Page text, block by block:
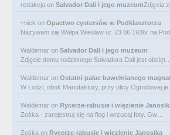
redakcja on Salvador Dali i jego muzeumZdjęcia
~nick on Opactwo cystersów w Podklasztorzu
Nazywam się Wełpa Wiesław ur. 23 06 1936r na
Waldemar on Salvador Dali i jego muzeum
Zdjęcie domu rodzinnego Salvadora Dali jest obcięt…
Waldemar on Ostatni pałac bawełnianego
W Łodzi, obok Manufaktury, przy ulicy Ogrodowej
Waldemar on Rycerze-rabusie i więzienie
Zośka - zarejestruj się na flog i wrzucaj foty. Gw…
Zośka on Rycerze-rabusie i więzienie Janosika